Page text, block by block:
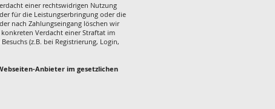
einer rechtswidrigen Nutzung
für die Leistungserbringung oder die
nach Zahlungseingang löschen wir
Verdacht einer Straftat im
(z.B. bei Registrierung, Login,
Anbieter im gesetzlichen